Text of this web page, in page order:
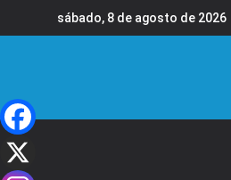
sábado, 8 de agosto de 2026